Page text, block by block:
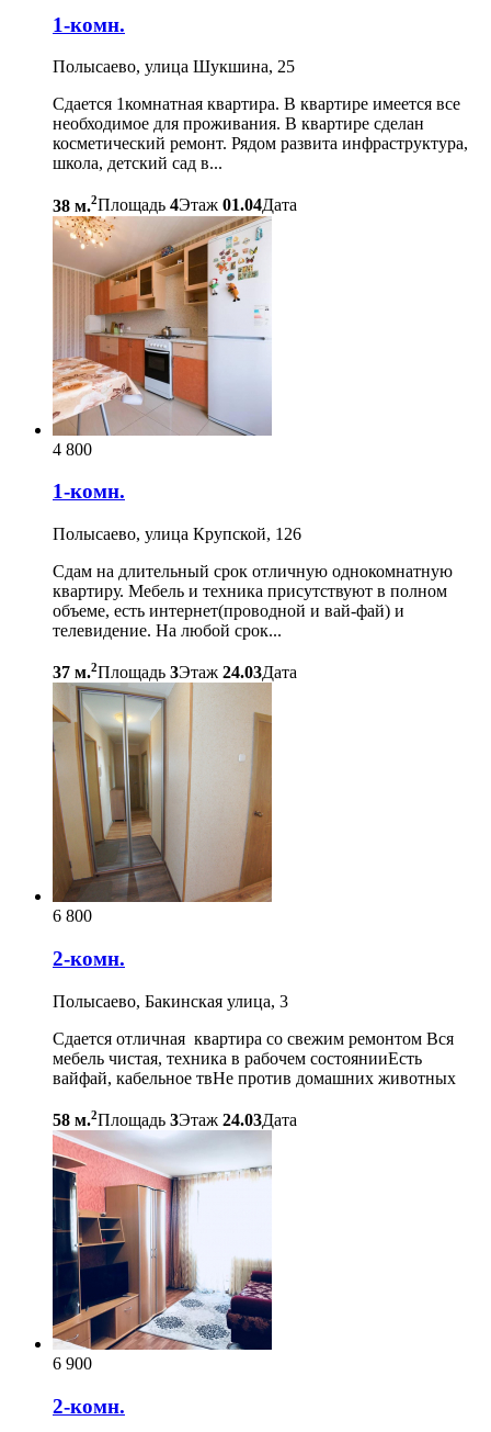
1-комн.
Полысаево, улица Шукшина, 25
Сдается 1комнатная квартира. В квартире имеется все
необходимое для проживания. В квартире сделан
косметический ремонт. Рядом развита инфраструктура,
школа, детский сад в...
38 м.2Площадь 4Этаж 01.04Дата
4 800
1-комн.
Полысаево, улица Крупской, 126
Сдам на длительный срок отличную однокомнатную
квартиру. Мебель и техника присутствуют в полном
объеме, есть интернет(проводной и вай-фай) и
телевидение. На любой срок...
37 м.2Площадь 3Этаж 24.03Дата
6 800
2-комн.
Полысаево, Бакинская улица, 3
Сдается отличная квартира со свежим ремонтом Вся
мебель чистая, техника в рабочем состоянииЕсть
вайфай, кабельное твНе против домашних животных
58 м.2Площадь 3Этаж 24.03Дата
6 900
2-комн.